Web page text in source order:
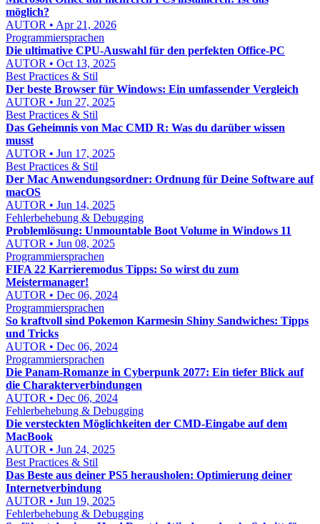
möglich?
AUTOR • Apr 21, 2026
Programmiersprachen
Die ultimative CPU-Auswahl für den perfekten Office-PC
AUTOR • Oct 13, 2025
Best Practices & Stil
Der beste Browser für Windows: Ein umfassender Vergleich
AUTOR • Jun 27, 2025
Best Practices & Stil
Das Geheimnis von Mac CMD R: Was du darüber wissen
musst
AUTOR • Jun 17, 2025
Best Practices & Stil
Der Mac Anwendungsordner: Ordnung für Deine Software auf
macOS
AUTOR • Jun 14, 2025
Fehlerbehebung & Debugging
Problemlösung: Unmountable Boot Volume in Windows 11
AUTOR • Jun 08, 2025
Programmiersprachen
FIFA 22 Karrieremodus Tipps: So wirst du zum
Meistermanager!
AUTOR • Dec 06, 2024
Programmiersprachen
So kraftvoll sind Pokemon Karmesin Shiny Sandwiches: Tipps
und Tricks
AUTOR • Dec 06, 2024
Programmiersprachen
Die Panam-Romanze in Cyberpunk 2077: Ein tiefer Blick auf
die Charakterverbindungen
AUTOR • Dec 06, 2024
Fehlerbehebung & Debugging
Die versteckten Möglichkeiten der CMD-Eingabe auf dem
MacBook
AUTOR • Jun 24, 2025
Best Practices & Stil
Das Beste aus deiner PS5 herausholen: Optimierung deiner
Internetverbindung
AUTOR • Jun 19, 2025
Fehlerbehebung & Debugging